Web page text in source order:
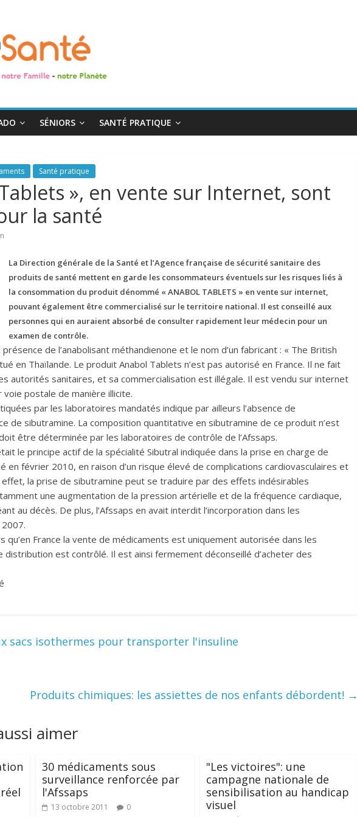
SÉNIORS SANTÉ PRATIQUE
Santé pratique
», en vente sur Internet, sont
la santé
La Direction générale de la Santé et l’Agence française de sécurité sanitaire des
produits de santé mettent en garde les consommateurs éventuels sur les risques liés à
la consommation du produit dénommé « ANABOL TABLETS » en vente sur internet,
pouvant également être commercialisé sur le territoire national. Il est conseillé aux
personnes qui en auraient absorbé de consulter rapidement leur médecin pour un
examen de contrôle.
de l’anabolisant méthandienone et le nom d’un fabricant : « The British
en Thaïlande. Le produit Anabol Tablets n’est pas autorisé en France. Il ne fait
autorités sanitaires, et sa commercialisation est illégale. Il est vendu sur internet
postale de manière illicite.
par les laboratoires mandatés indique par ailleurs l’absence de
de sibutramine. La composition quantitative en sibutramine de ce produit n’est
être déterminée par les laboratoires de contrôle de l’Afssaps.
le principe actif de la spécialité Sibutral indiquée dans la prise en charge de
en février 2010, en raison d’un risque élevé de complications cardiovasculaires et
effet, la prise de sibutramine peut se traduire par des effets indésirables
une augmentation de la pression artérielle et de la fréquence cardiaque,
au décès. De plus, l’Afssaps en avait interdit l’incorporation dans les
qu’en France la vente de médicaments est uniquement autorisée dans les
distribution est contrôlé. Il est ainsi fermement déconseillé d’acheter des
sacs isothermes pour transporter l'insuline
Produits chimiques: les assiettes de nos enfants débordent! →
aimer
30 médicaments sous
surveillance renforcée par
l'Afssaps
13 octobre 2011 0
"Les victoires": une
campagne nationale de
sensibilisation au handicap
visuel